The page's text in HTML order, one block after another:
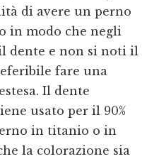
di avere un perno
in modo che negli
dente e non si noti il
fare una
Il dente
usato per il 90%
in titanio o in
la colorazione sia